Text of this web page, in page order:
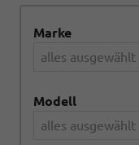
Marke
alles ausgewählt
Modell
alles ausgewählt